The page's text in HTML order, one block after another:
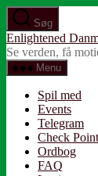
Spring
til
indholdet
Søg
Enlightened
Se verden, få
Menu
Spil med
Events
Telegram
Check
Ordbog
FAQ